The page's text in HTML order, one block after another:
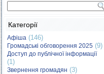
Категорії
Афіша (146)
Громадські обговорення 2025 (9)
Доступ до публічної інформації
(1)
Звернення громадян (3)